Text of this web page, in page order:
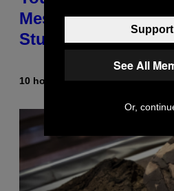
Messing With Your
Study Finds
10 hours agoByLuis Prada
See All
Or,